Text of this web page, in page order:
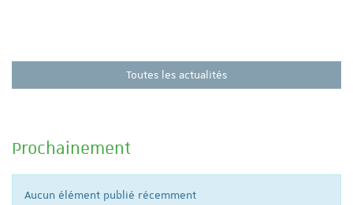
Toutes les actualités
Prochainement
Aucun élément publié récemment